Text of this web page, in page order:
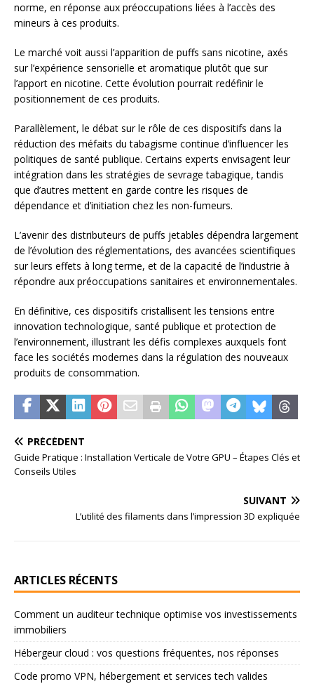
norme, en réponse aux préoccupations liées à l’accès des
mineurs à ces produits.
Le marché voit aussi l’apparition de puffs sans nicotine, axés
sur l’expérience sensorielle et aromatique plutôt que sur
l’apport en nicotine. Cette évolution pourrait redéfinir le
positionnement de ces produits.
Parallèlement, le débat sur le rôle de ces dispositifs dans la
réduction des méfaits du tabagisme continue d’influencer les
politiques de santé publique. Certains experts envisagent leur
intégration dans les stratégies de sevrage tabagique, tandis
que d’autres mettent en garde contre les risques de
dépendance et d’initiation chez les non-fumeurs.
L’avenir des distributeurs de puffs jetables dépendra largement
de l’évolution des réglementations, des avancées scientifiques
sur leurs effets à long terme, et de la capacité de l’industrie à
répondre aux préoccupations sanitaires et environnementales.
En définitive, ces dispositifs cristallisent les tensions entre
innovation technologique, santé publique et protection de
l’environnement, illustrant les défis complexes auxquels font
face les sociétés modernes dans la régulation des nouveaux
produits de consommation.
PRÉCÉDENT
Guide Pratique : Installation Verticale de Votre GPU – Étapes Clés et
Conseils Utiles
SUIVANT
L’utilité des filaments dans l’impression 3D expliquée
ARTICLES RÉCENTS
Comment un auditeur technique optimise vos investissements
immobiliers
Hébergeur cloud : vos questions fréquentes, nos réponses
Code promo VPN, hébergement et services tech valides